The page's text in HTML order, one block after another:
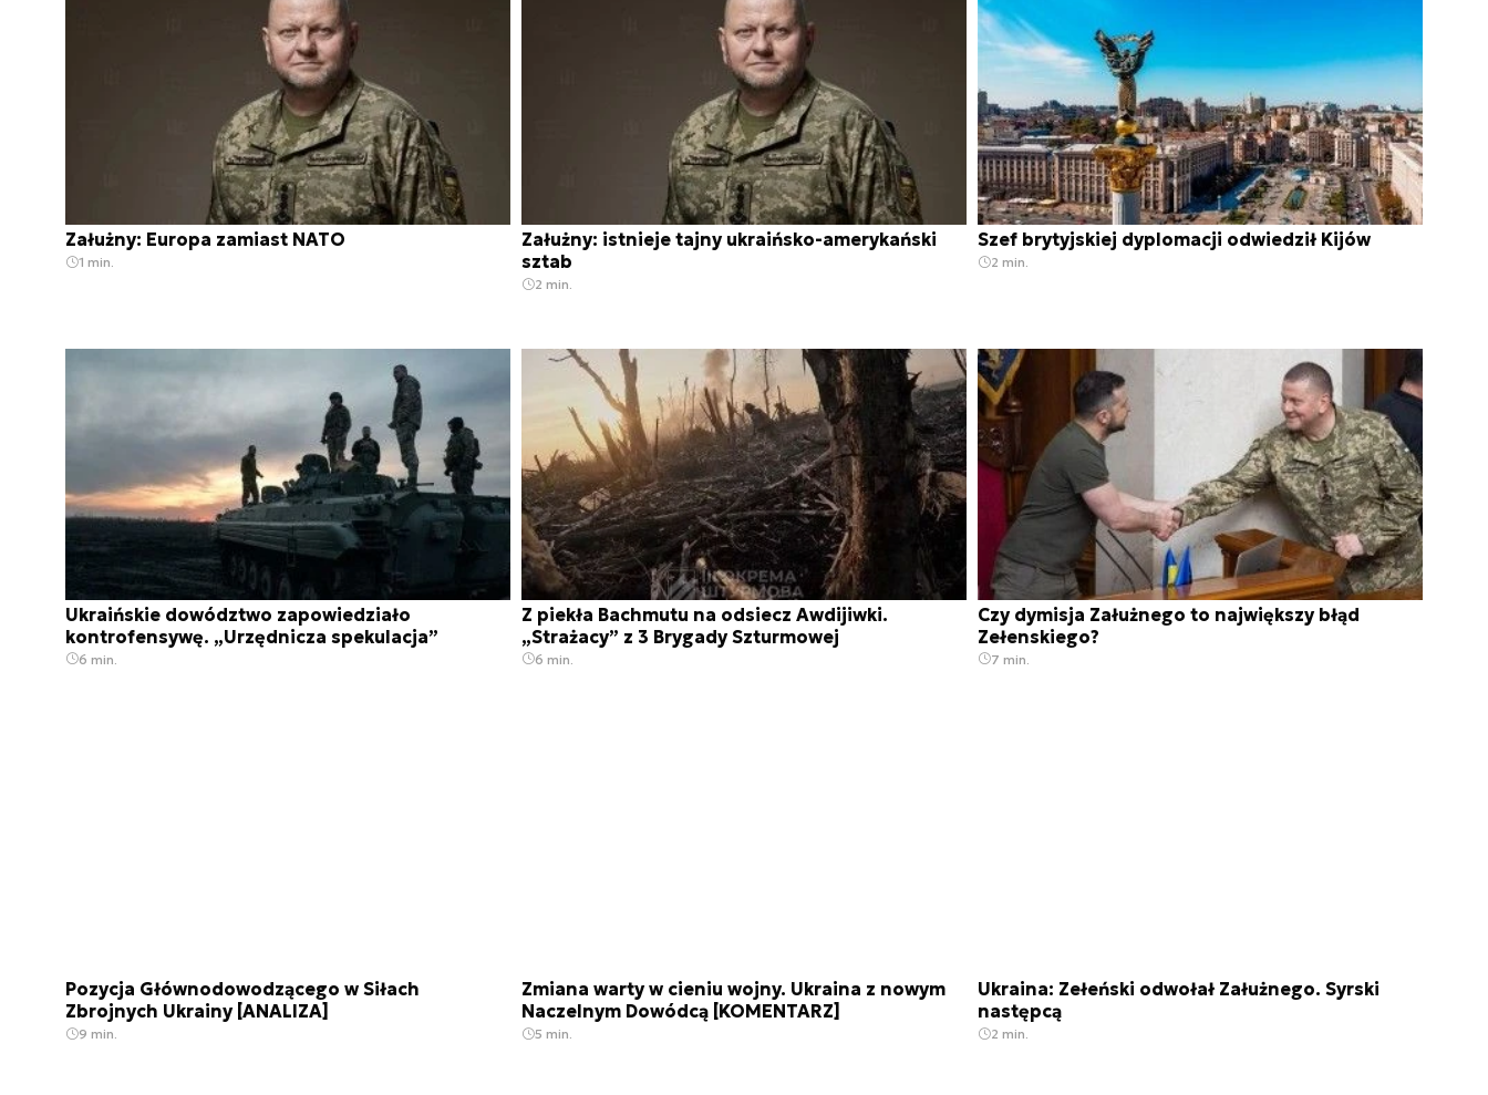
Załużny: Europa zamiast NATO
1 min.
Załużny: istnieje tajny ukraińsko-amerykański
sztab
2 min.
Szef brytyjskiej dyplomacji odwiedził Kijów
2 min.
Ukraińskie dowództwo zapowiedziało
kontrofensywę. „Urzędnicza spekulacja”
6 min.
Z piekła Bachmutu na odsiecz Awdijiwki.
„Strażacy” z 3 Brygady Szturmowej
6 min.
Czy dymisja Załużnego to największy błąd
Zełenskiego?
7 min.
Pozycja Głównodowodzącego w Siłach
Zbrojnych Ukrainy [ANALIZA]
9 min.
Zmiana warty w cieniu wojny. Ukraina z nowym
Naczelnym Dowódcą [KOMENTARZ]
5 min.
Ukraina: Zełeński odwołał Załużnego. Syrski
następcą
2 min.